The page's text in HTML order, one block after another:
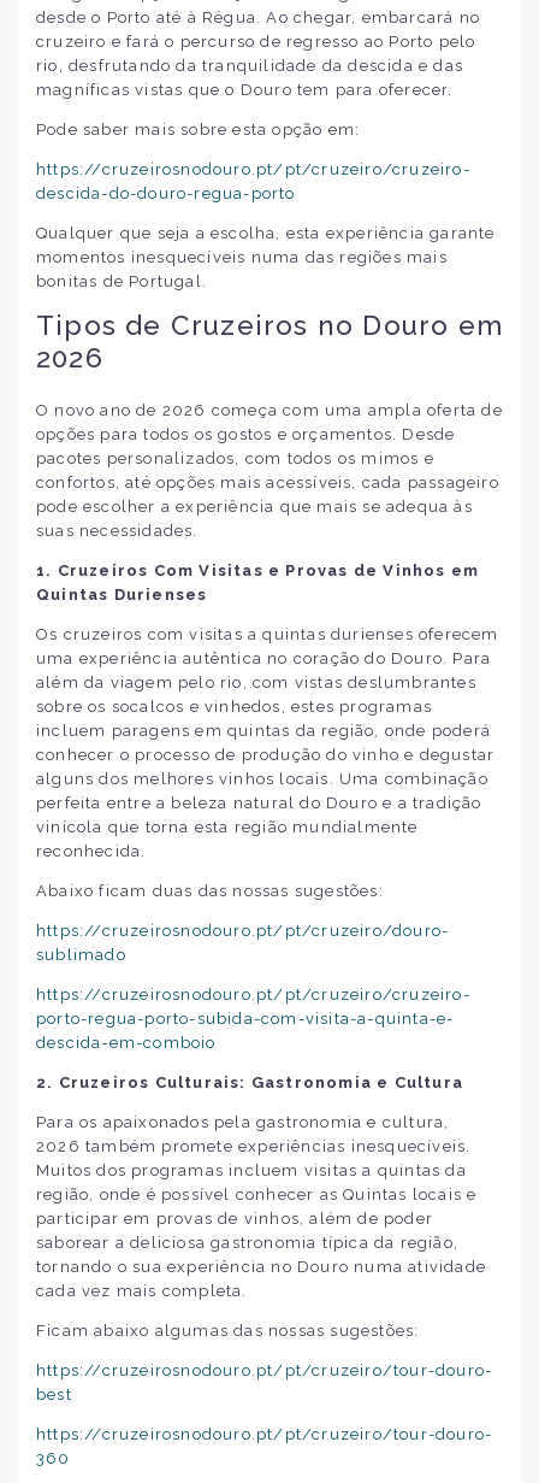
desde o Porto até à Régua. Ao chegar, embarcará no
cruzeiro e fará o percurso de regresso ao Porto pelo
rio, desfrutando da tranquilidade da descida e das
magníficas vistas que o Douro tem para oferecer.
Pode saber mais sobre esta opção em:
https://cruzeirosnodouro.pt/pt/cruzeiro/cruzeiro-
descida-do-douro-regua-porto
Qualquer que seja a escolha, esta experiência garante
momentos inesquecíveis numa das regiões mais
bonitas de Portugal.
Tipos de Cruzeiros no Douro em
2026
O novo ano de 2026 começa com uma ampla oferta de
opções para todos os gostos e orçamentos. Desde
pacotes personalizados, com todos os mimos e
confortos, até opções mais acessíveis, cada passageiro
pode escolher a experiência que mais se adequa às
suas necessidades.
1. Cruzeiros Com Visitas e Provas de Vinhos em
Quintas Durienses
Os cruzeiros com visitas a quintas durienses oferecem
uma experiência autêntica no coração do Douro. Para
além da viagem pelo rio, com vistas deslumbrantes
sobre os socalcos e vinhedos, estes programas
incluem paragens em quintas da região, onde poderá
conhecer o processo de produção do vinho e degustar
alguns dos melhores vinhos locais. Uma combinação
perfeita entre a beleza natural do Douro e a tradição
vinícola que torna esta região mundialmente
reconhecida.
Abaixo ficam duas das nossas sugestões:
https://cruzeirosnodouro.pt/pt/cruzeiro/douro-
sublimado
https://cruzeirosnodouro.pt/pt/cruzeiro/cruzeiro-
porto-regua-porto-subida-com-visita-a-quinta-e-
descida-em-comboio
2. Cruzeiros Culturais: Gastronomia e Cultura
Para os apaixonados pela gastronomia e cultura,
2026 também promete experiências inesquecíveis.
Muitos dos programas incluem visitas a quintas da
região, onde é possível conhecer as Quintas locais e
participar em provas de vinhos, além de poder
saborear a deliciosa gastronomia típica da região,
tornando o sua experiência no Douro numa atividade
cada vez mais completa.
Ficam abaixo algumas das nossas sugestões:
https://cruzeirosnodouro.pt/pt/cruzeiro/tour-douro-
best
https://cruzeirosnodouro.pt/pt/cruzeiro/tour-douro-
360